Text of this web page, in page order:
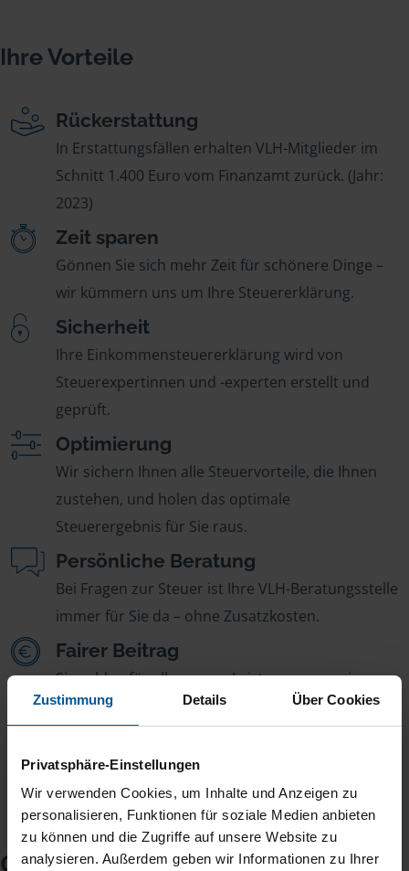
Zustimmung Details Über Cookies
Privatsphäre-Einstellungen
Wir verwenden Cookies, um Inhalte und Anzeigen zu
personalisieren, Funktionen für soziale Medien anbieten
zu können und die Zugriffe auf unsere Website zu
analysieren. Außerdem geben wir Informationen zu Ihrer
Ihre Vorteile
Rückerstattung
In Erstattungsfällen erhalten VLH-Mitglieder im
Schnitt 1.400 Euro vom Finanzamt zurück. (Jahr:
2023)
Zeit sparen
Gönnen Sie sich mehr Zeit für schönere Dinge –
wir kümmern uns um Ihre Steuererklärung.
Sicherheit
Ihre Einkommensteuererklärung wird von
Steuerexpertinnen und -experten erstellt und
geprüft.
Optimierung
Wir sichern Ihnen alle Steuervorteile, die Ihnen
zustehen, und holen das optimale
Steuerergebnis für Sie raus.
Persönliche Beratung
Bei Fragen zur Steuer ist Ihre VLH-Beratungsstelle
immer für Sie da – ohne Zusatzkosten.
Fairer Beitrag
Sie zahlen für alle unsere Leistungen nur einen
jährlichen Mitgliedsbeitrag, der sich nach Ihren
Jahreseinnahmen richtet.
Checkliste für Ihr